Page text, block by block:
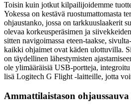
Toisin kuin jotkut kilpailijoidemme
Yokessa on kestävä ruostumattomasta
ohjaustanko, jossa on tarkkuuslaakerit
olevaa korkeusperäsimen ja
sitten navigoimassa eteen-taakse,
kaikki ohjaimet ovat käden ulottuvilla.
on täydellinen lähestymisten
ole ylimääräisiä USB-portteja,
lisä Logitech G Flight -laitteille, jotta
Ammattilaistason ohjaussauva